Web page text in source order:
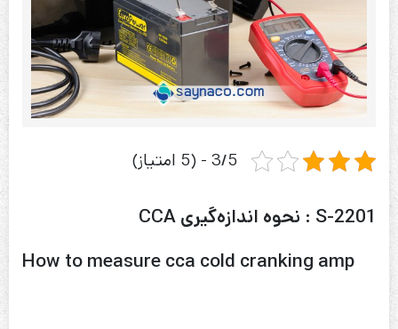
3/5 - (5 امتیاز)
S-2201 : نحوه اندازه‌گیری CCA
How to measure cca cold cranking amp